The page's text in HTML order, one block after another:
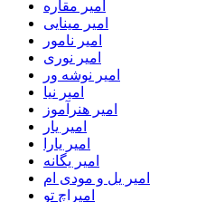
امیر مقاره
امیر مینایی
امیر نامور
امیر نوری
امیر نوشه ور
امیر نیا
امیر هنرآموز
امیر یار
امیر یارا
امیر یگانه
امیر یل و مودی ام
امیراچ تو